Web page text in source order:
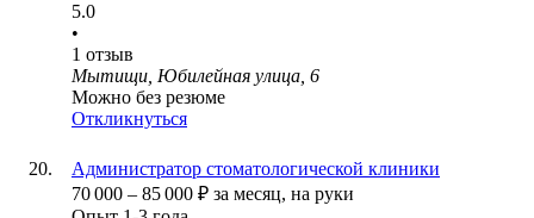
5.0
•
1 отзыв
Мытищи, Юбилейная улица, 6
Можно без резюме
Откликнуться
Администратор стоматологической клиники
70 000 – 85 000 ₽ за месяц, на руки